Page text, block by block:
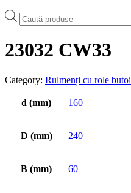
Products
search
23032 CW33
Category: Rulmenți cu role butoi
d (mm) 160
D (mm) 240
B (mm) 60